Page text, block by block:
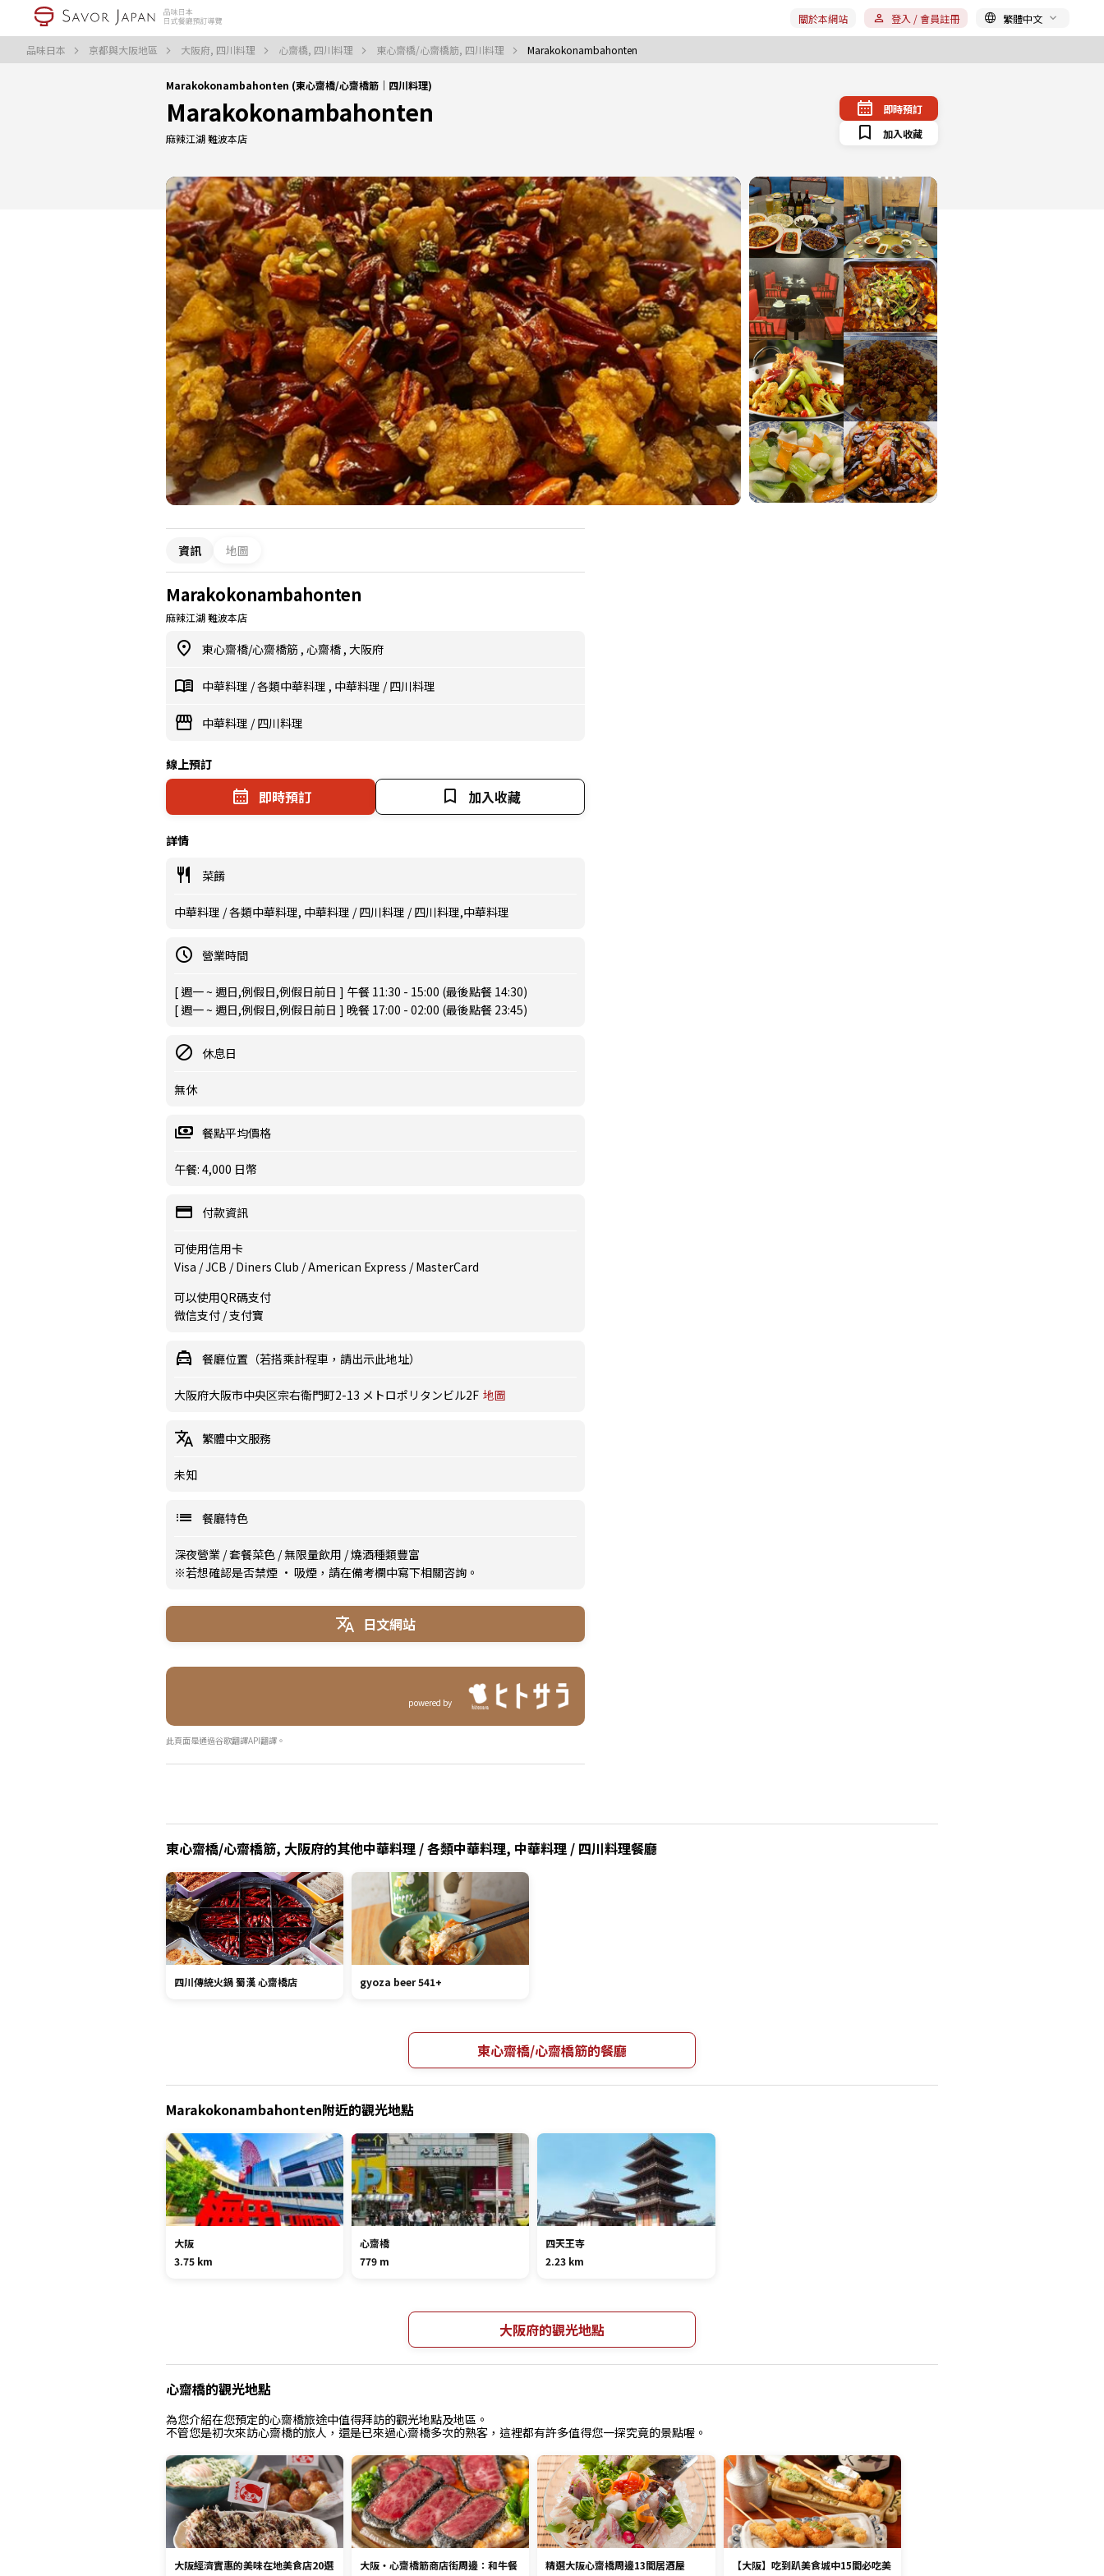
品味日本 京都與大阪地區 大阪府, 四川料理 心齋橋, 四川料理 東心齋橋/心齋橋筋, 四川料理 Marakokonambahonten
關於本網站 登入 / 會員註冊 繁體中文
Marakokonambahonten (東心齋橋/心齋橋筋｜四川料理)
Marakokonambahonten
麻辣江湖 難波本店
即時預訂
加入收藏
資訊 地圖
Marakokonambahonten
麻辣江湖 難波本店
東心齋橋/心齋橋筋 , 心齋橋 , 大阪府
中華料理 /各類中華料理 , 中華料理 /四川料理
中華料理 /四川料理
線上預訂
即時預訂 加入收藏
詳情
菜餚
中華料理 / 各類中華料理, 中華料理 / 四川料理 / 四川料理,中華料理
營業時間
[ 週一 ~ 週日,例假日,例假日前日 ] 午餐 11:30 - 15:00 (最後點餐 14:30)
[ 週一 ~ 週日,例假日,例假日前日 ] 晚餐 17:00 - 02:00 (最後點餐 23:45)
休息日
無休
餐點平均價格
午餐: 4,000 日幣
付款資訊
可使用信用卡
Visa / JCB / Diners Club / American Express / MasterCard
可以使用QR碼支付
微信支付 / 支付寶
餐廳位置（若搭乘計程車，請出示此地址）
大阪府大阪市中央区宗右衛門町2-13 メトロポリタンビル2F 地圖
繁體中文服務
未知
餐廳特色
深夜營業 /套餐菜色 /無限量飲用 /燒酒種類豐富
※若想確認是否禁煙 · 吸煙，請在備考欄中寫下相關咨詢。
日文網站
powered by
此頁面是通過谷歌翻譯API翻譯。
東心齋橋/心齋橋筋, 大阪府的其他中華料理 / 各類中華料理, 中華料理 / 四川料理餐廳
四川傳統火鍋 蜀漢 心齋橋店 gyoza beer 541+
東心齋橋/心齋橋筋的餐廳
Marakokonambahonten附近的觀光地點
大阪
3.75 km
心齋橋
779 m
四天王寺
2.23 km
大阪府的觀光地點
心齋橋的觀光地點
為您介紹在您預定的心齋橋旅途中值得拜訪的觀光地點及地區。
不管您是初次來訪心齋橋的旅人，還是已來過心齋橋多次的熟客，這裡都有許多值得您一探究竟的景點喔。
大阪經濟實惠的美味在地美食店20選 大阪・心齋橋筋商店街周邊：和牛餐 精選大阪心齋橋周邊13間居酒屋 【大阪】吃到趴美食城中15間必吃美